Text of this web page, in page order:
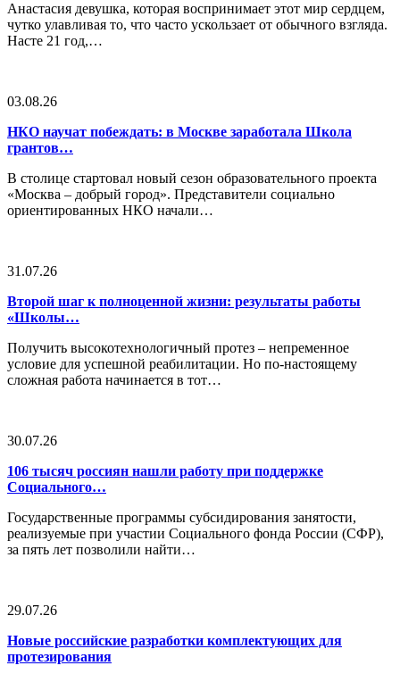
Анастасия девушка, которая воспринимает этот мир сердцем,
чутко улавливая то, что часто ускользает от обычного взгляда.
Насте 21 год,…
03.08.26
НКО научат побеждать: в Москве заработала Школа
грантов…
В столице стартовал новый сезон образовательного проекта
«Москва – добрый город». Представители социально
ориентированных НКО начали…
31.07.26
Второй шаг к полноценной жизни: результаты работы
«Школы…
Получить высокотехнологичный протез – непременное
условие для успешной реабилитации. Но по-настоящему
сложная работа начинается в тот…
30.07.26
106 тысяч россиян нашли работу при поддержке
Социального…
Государственные программы субсидирования занятости,
реализуемые при участии Социального фонда России (СФР),
за пять лет позволили найти…
29.07.26
Новые российские разработки комплектующих для
протезирования